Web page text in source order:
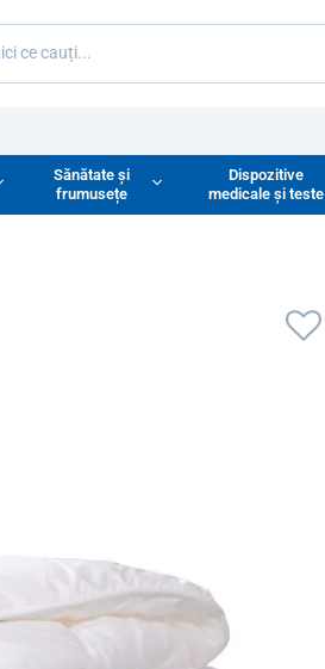
Sănătate și
frumusețe
Dispozitive
medicale și teste